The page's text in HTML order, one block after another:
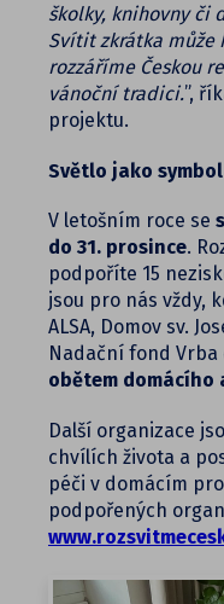
školky, knihovny či
Svítit zkrátka může
rozzáříme Českou
vánoční tradici.”,
projektu.
Světlo jako
V letošním roce se
do 31. prosince.
podpoříte 15
jsou pro nás vždy,
ALSA, Domov sv.
Nadační fond Vrba
obětem domácího
Další organizace
chvílích života a
péči v domácím
podpořených